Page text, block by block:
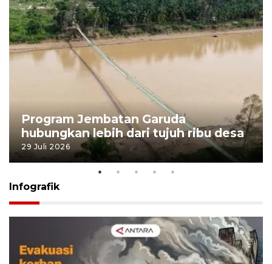
Program Jembatan Garuda
hubungkan lebih dari tujuh ribu desa
29 Juli 2026
Infografik